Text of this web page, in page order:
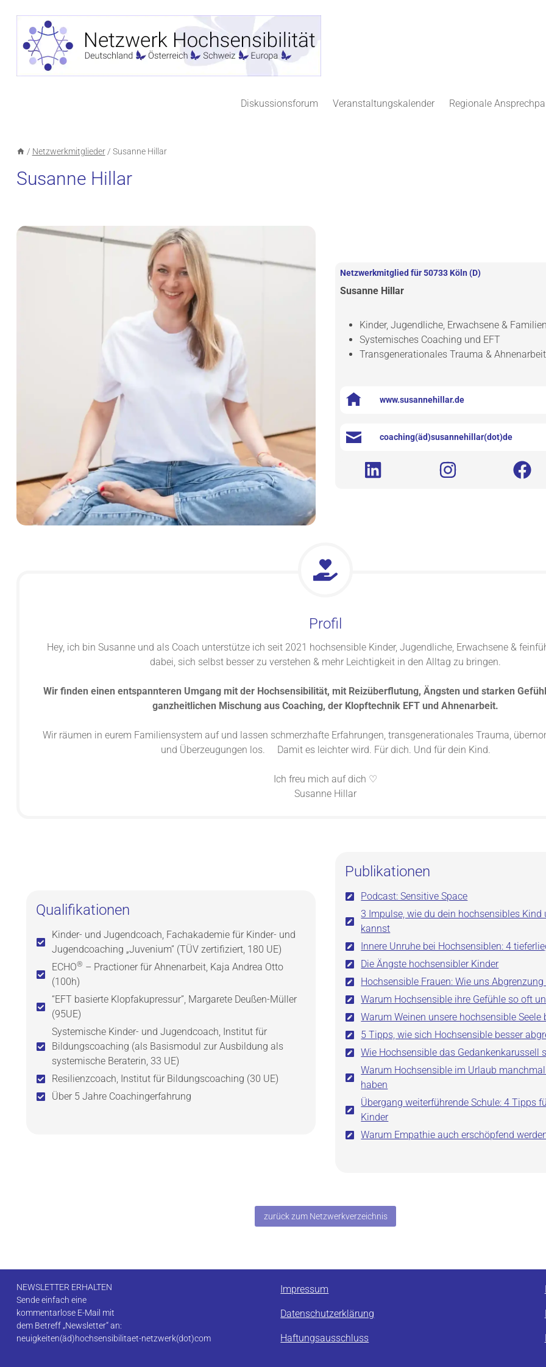
springen
Diskussionsforum Veranstaltungskalender Regionale
/ Netzwerkmitglieder / Susanne Hillar
Susanne Hillar
Netzwerkmitglied für50733 Köln (D)
Susanne Hillar
Kinder, Jugendliche, Erwachsene &
Systemisches Coaching und EFT
Transgenerationales Trauma & Ahnenarbeit
www.susannehillar.de
coaching(äd)susannehillar(dot)de
Profil
Hey, ich bin Susanne und als Coach unterstütze ich seit 2021 hochsensible Kinder, Jugendliche, Erwachsene &
dabei, sich selbst besser zu verstehen & mehr Leichtigkeit in den Alltag zu bringen.
Wir finden einen entspannteren Umgang mit der Hochsensibilität, mit Reizüberflutung, Ängsten und starken
ganzheitlichen Mischung aus Coaching, der Klopftechnik EFT und Ahnenarbeit.
Wir räumen in eurem Familiensystem auf und lassen schmerzhafte Erfahrungen, transgenerationales Trauma,
und Überzeugungen los. Damit es leichter wird. Für dich. Und für dein Kind.
Ich freu mich auf dich ♡
Susanne Hillar
Qualifikationen
Kinder- und Jugendcoach, Fachakademie für Kinder- und
Jugendcoaching „Juvenium” (TÜV zertifiziert, 180 UE)
ECHO® – Practioner für Ahnenarbeit, Kaja Andrea Otto
(100h)
“EFT basierte Klopfakupressur”, Margarete Deußen-Müller
(95UE)
Systemische Kinder- und Jugendcoach, Institut für
Bildungscoaching (als Basismodul zur Ausbildung als
systemische Beraterin, 33 UE)
Resilienzcoach, Institut für Bildungscoaching (30 UE)
Über 5 Jahre Coachingerfahrung
Publikationen
Podcast: Sensitive Space
3 Impulse, wie du dein hochsensibles Kind
kannst
Innere Unruhe bei Hochsensiblen: 4
Die Ängste hochsensibler Kinder
Hochsensible Frauen: Wie uns
Warum Hochsensible ihre Gefühle so oft
Warum Weinen unsere hochsensible Seele
5 Tipps, wie sich Hochsensible besser
Wie Hochsensible das Gedankenkarussell
Warum Hochsensible im Urlaub
haben
Übergang weiterführende Schule: 4 Tipps
Kinder
Warum Empathie auch erschöpfend
zurück zum Netzwerkverzeichnis
NEWSLETTER ERHALTEN
Sende einfach eine
kommentarlose E-Mail mit
dem Betreff „Newsletter“ an:
neuigkeiten(äd)hochsensibilitaet-netzwerk(dot)com
Impressum
Datenschutzerklärung
Haftungsausschluss